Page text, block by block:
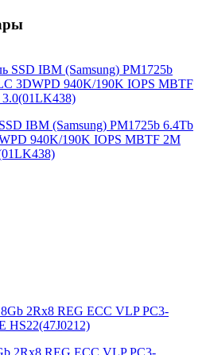
IBM (Samsung) PM1725b 6.4Tb
940K/190K IOPS MBTF 2M
2Rx8 REG ECC VLP PC3-